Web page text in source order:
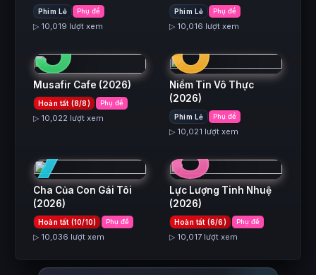
Phim Lẻ Phụ đề
▷ 10,019 lượt xem
Phim Lẻ Phụ đề
▷ 10,016 lượt xem
5
Musafir Cafe (2026)
Hoàn tất (8/8) Phụ đề
▷ 10,022 lượt xem
6
Niềm Tin Vô Thực
(2026)
Phim Lẻ Phụ đề
▷ 10,021 lượt xem
7
Cha Của Con Gái Tôi
(2026)
Hoàn tất (10/10) Phụ đề
▷ 10,036 lượt xem
8
Lực Lượng Tinh Nhuệ
(2026)
Hoàn tất (6/6) Phụ đề
▷ 10,017 lượt xem